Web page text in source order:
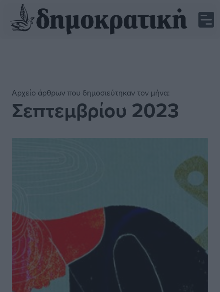
Αρχείο άρθρων που δημοσιεύτηκαν τον μήνα:
Σεπτεμβρίου 2023